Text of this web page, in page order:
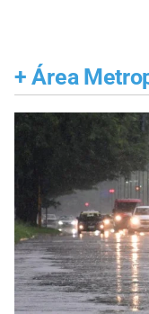
+ Área